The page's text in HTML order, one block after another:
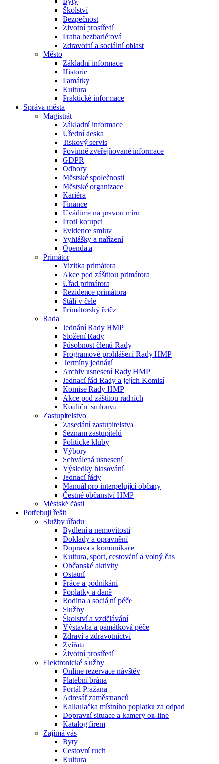
Školství
Bezpečnost
Životní prostředí
Praha bezbariérová
Zdravotní a sociální oblast
Město
Základní informace
Historie
Památky
Kultura
Praktické informace
Správa města
Magistrát
Základní informace
Úřední deska
Tiskový servis
Povinně zveřejňované informace
GDPR
Odbory
Městské společnosti
Městské organizace
Kariéra
Finance
Uvádíme na pravou míru
Proti korupci
Evidence smluv
Vyhlášky a nařízení
Opendata
Primátor
Vizitka primátora
Akce pod záštitou primátora
Úřad primátora
Rezidence primátora
Stáli v čele
Primátorský řetěz
Rada
Jednání Rady HMP
Složení Rady
Působnost členů Rady
Programové prohlášení Rady HMP
Termíny jednání
Archiv usnesení Rady HMP
Jednací řád Rady a jejích Komisí
Komise Rady HMP
Akce pod záštitou radních
Koaliční smlouva
Zastupitelstvo
Zasedání zastupitelstva
Seznam zastupitelů
Politické kluby
Výbory
Schválená usnesení
Výsledky hlasování
Jednací řády
Manuál pro interpelující občany
Čestné občanství HMP
Městské části
Potřebuji řešit
Služby úřadu
Bydlení a nemovitosti
Doklady a oprávnění
Doprava a komunikace
Kultura, sport, cestování a volný čas
Občanské aktivity
Ostatní
Práce a podnikání
Poplatky a daně
Rodina a sociální péče
Služby
Školství a vzdělávání
Výstavba a památková péče
Zdraví a zdravotnictví
Zvířata
Životní prostředí
Elektronické služby
Online rezervace návštěv
Platební brána
Portál Pražana
Adresář zaměstnanců
Kalkulačka místního poplatku za odpad
Dopravní situace a kamery on-line
Katalog firem
Zajímá vás
Byty
Cestovní ruch
Kultura